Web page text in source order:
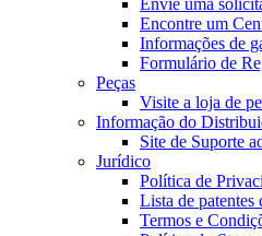
Envie uma
Encontre um
Informações de
Formulário de
Peças
Visite a loja de
Informação do
Site de Suporte
Jurídico
Política de
Lista de patentes
Termos e